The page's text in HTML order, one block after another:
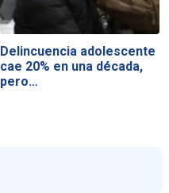
Delincuencia adolescente
cae 20% en una década,
pero…